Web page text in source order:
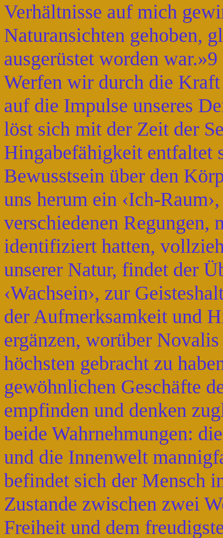
Verhältnisse auf mich
Naturansichten gehoben,
ausgerüstet worden war.»9
Werfen wir durch die
auf die Impulse unseres
löst sich mit der Zeit der
Hingabefähigkeit entfaltet
Bewusstsein über den
uns herum ein ‹Ich-
verschiedenen Regungen,
identifiziert hatten,
unserer Natur, findet der
‹Wachsein›, zur
der Aufmerksamkeit und
ergänzen, worüber
höchsten gebracht zu
gewöhnlichen Geschäfte
empfinden und denken
beide Wahrnehmungen:
und die Innenwelt
befindet sich der Mensch
Zustande zwischen zwei
Freiheit und dem